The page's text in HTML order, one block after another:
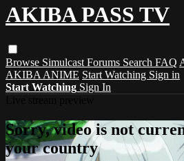
AKIBA PASS TV
Browse Simulcast Forums Search FAQ
AKIBA ANIME Start Watching Sign in
Start Watching Sign In
Sorry, video is not
your country